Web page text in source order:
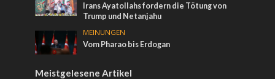
Irans Ayatollahs fordern die Tötung von
Trump und Netanjahu
MEINUNGEN
Vom Pharao bis Erdogan
Meistgelesene Artikel